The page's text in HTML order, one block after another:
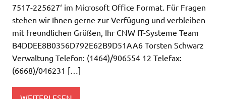
7517-225627‘ im Microsoft Office Format. Für Fragen
stehen wir Ihnen gerne zur Verfügung und verbleiben
mit freundlichen Grüßen, Ihr CNW IT-Systeme Team
B4DDEE8B0356D792E62B9D51AA6 Torsten Schwarz
Verwaltung Telefon: (1464)/906554 12 Telefax:
(6668)/046231 […]